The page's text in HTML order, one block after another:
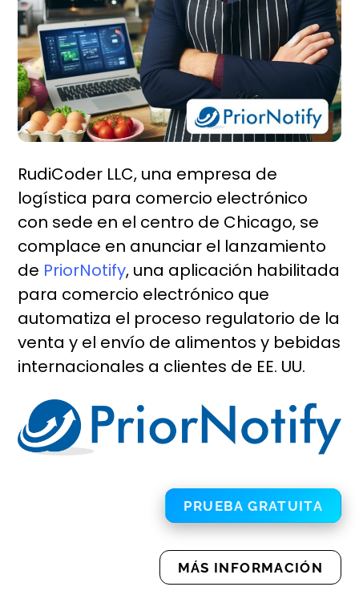
RudiCoder LLC, una empresa de
logística para comercio electrónico
con sede en el centro de Chicago, se
complace en anunciar el lanzamiento
de PriorNotify, una aplicación habilitada
para comercio electrónico que
automatiza el proceso regulatorio de la
venta y el envío de alimentos y bebidas
internacionales a clientes de EE. UU.
PRUEBA GRATUITA
MÁS INFORMACIÓN